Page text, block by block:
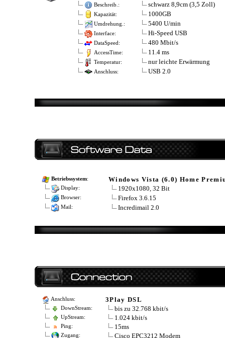
Beschreib.: schwarz 8,9cm (3,5 Zoll)
Kapazität: 1000GB
Umdrehung.: 5400 U/min
Interface: Hi-Speed USB
DataSpeed: 480 Mbit/s
AccessTime: 11.4 ms
Temperatur: nur leichte Erwärmung
Anschluss: USB 2.0
Betriebssystem: Windows Vista (6.0) Home
Display: 1920x1080, 32 Bit
Browser: Firefox 3.6.15
Mail: Incredimail 2.0
Anschluss: 3Play DSL
DownStream: bis zu 32.768 kbit/s
UpStream: 1.024 kbit/s
Ping: 15ms
Zugang: Cisco EPC3212 Modem